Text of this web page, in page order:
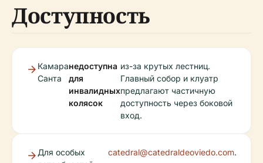
Доступность
Камара
Санта
недоступна
для
инвалидных
колясок
из-за крутых лестниц.
Главный собор и клуатр
предлагают частичную
доступность через боковой
вход.
Для особых
catedral@catedraldeoviedo.com.